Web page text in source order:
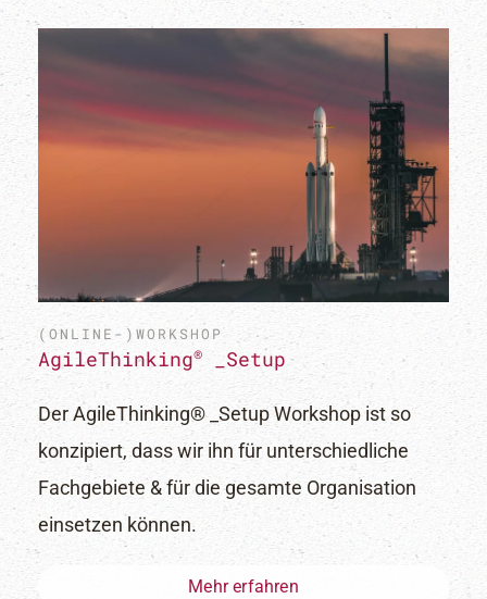
(ONLINE-)WORKSHOP
AgileThinking®_Setup
Der AgileThinking® _Setup Workshop ist so
konzipiert, dass wir ihn für unterschiedliche
Fachgebiete & für die gesamte Organisation
einsetzen können.
Mehr erfahren
Ich möchte den Newsletter erhalten und habe die
Datenschutzerklärung
gelesen und akzeptiert.